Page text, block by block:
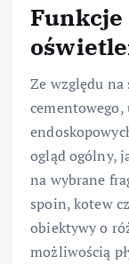
Funkcje
Ze względu na
cementowego,
ogląd ogólny,
na wybrane
spoin, kotew
obiektywy o
możliwością